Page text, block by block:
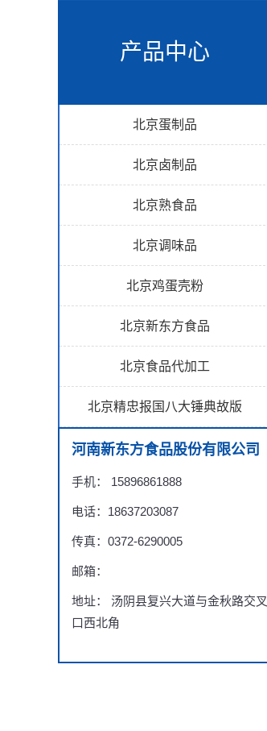
产品中心
北京蛋制品
北京卤制品
北京熟食品
北京调味品
北京鸡蛋壳粉
北京新东方食品
北京食品代加工
北京精忠报国八大锤典故版
河南新东方食品股份有限公司
手机： 15896861888
电话：18637203087
传真：0372-6290005
邮箱：
地址： 汤阴县复兴大道与金秋路交叉
口西北角